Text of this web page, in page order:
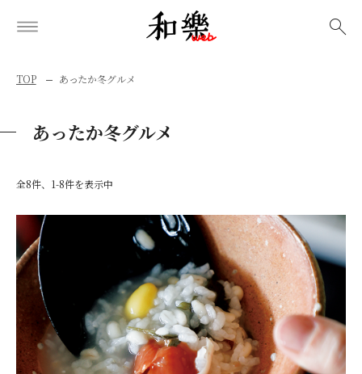
TOP あったか冬グルメ
あったか冬グルメ
全8件、1-8件を表示中